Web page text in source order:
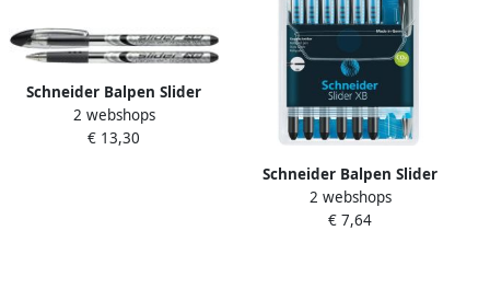
Schneider Balpen Slider
schrijfbreedte 1 4 mm
zwart 10 stuks
2 webshops
€ 13,30
Schneider Balpen Slider
Basic XB zwart 6st.+ 1x
slider Rave zwart GRATIS in
2 webshops
€ 7,64